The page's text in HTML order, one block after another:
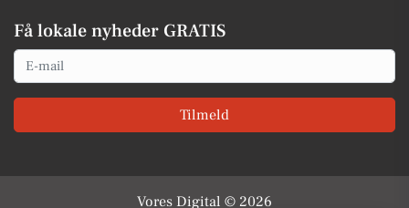
Få lokale nyheder GRATIS
Email
Tilmeld
Vores Digital © 2026